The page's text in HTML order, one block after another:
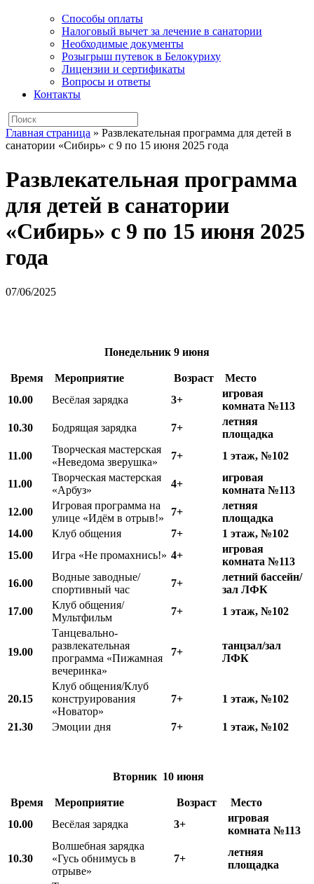
Способы оплаты
Налоговый вычет за лечение в санатории
Необходимые документы
Розыгрыш путевок в Белокуриху
Лицензии и сертификаты
Вопросы и ответы
Контакты
Главная страница » Развлекательная программа для детей в
санатории «Сибирь» с 9 по 15 июня 2025 года
Развлекательная программа
для детей в санатории
«Сибирь» с 9 по 15 июня 2025
года
07/06/2025
Понедельник 9 июня
Время Мероприятие Возраст
Место
10.00
Весёлая зарядка 3+
игровая
комната №113
10.30 Бодрящая зарядка 7+
летняя
площадка
11.00
Творческая мастерская
«Неведома зверушка»
7+ 1 этаж, №102
11.00
Творческая мастерская
«Арбуз»
4+
игровая
комната №113
12.00
Игровая программа на
улице «Идём в отрыв!»
7+
летняя
площадка
14.00
Клуб общения 7+
1 этаж, №102
15.00
Игра «Не промахнись!» 4+
игровая
комната №113
16.00
Водные заводные/
спортивный час
7+
летний бассейн/
зал ЛФК
17.00
Клуб общения/
Мультфильм
7+ 1 этаж, №102
19.00
Танцевально-
развлекательная
программа «Пижамная
вечеринка»
7+
танцзал/зал
ЛФК
20.15
Клуб общения/Клуб
конструирования
«Новатор»
7+ 1 этаж, №102
21.30 Эмоции дня 7+ 1 этаж, №102
Вторник 10 июня
Время Мероприятие Возраст
Место
10.00
Весёлая зарядка 3+
игровая
комната №113
10.30
Волшебная зарядка
«Гусь обнимусь в
отрыве»
7+
летняя
площадка